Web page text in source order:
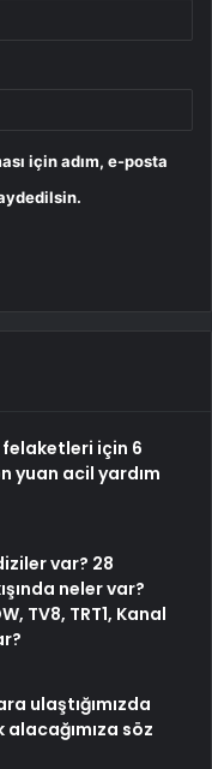
için adım, e-posta
için 6
yuan acil yardım
var? 28
neler var?
TV8, TRT1, Kanal
ulaştığımızda
alacağımıza söz